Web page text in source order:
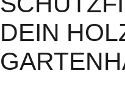
DEIN